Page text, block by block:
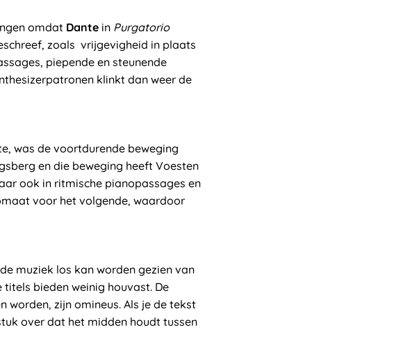
omdat Dante in Purgatorio
zoals vrijgevigheid in plaats
piepende en steunende
klinkt dan weer de
was de voortdurende beweging
en die beweging heeft Voesten
ook in ritmische pianopassages en
voor het volgende, waardoor
muziek los kan worden gezien van
titels bieden weinig houvast. De
worden, zijn omineus. Als je de tekst
over dat het midden houdt tussen